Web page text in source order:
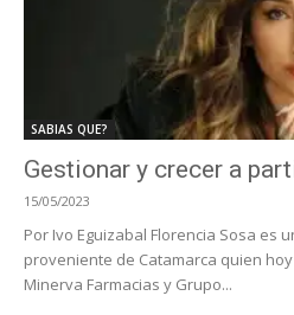
SABIAS QUE?
Gestionar y crecer a
15/05/2023
Por Ivo Eguizabal Florencia Sosa es
proveniente de Catamarca quien
Minerva Farmacias y Grupo...